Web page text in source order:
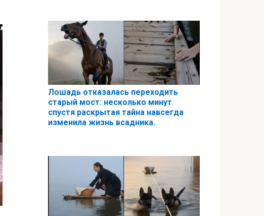
Лошадь отказалась переходить
старый мост: несколько минут
спустя раскрытая тайна навсегда
изменила жизнь всадника.